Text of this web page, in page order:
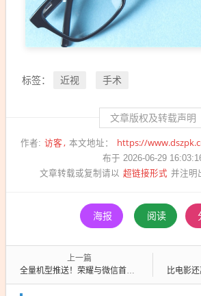
标签： 近视 手术
文章版权及转载声明
作者: 访客 本文地址： https://
布于 2026-06-29
文章转载或复制请以 超链接形式 并注明
海报 阅读
上一篇
全量机型推送！荣耀与微信首个A2A合作上线：一句话发消息、视频电话 比电影还离谱！加